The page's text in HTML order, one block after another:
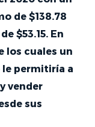
de $138.78
$53.15. En
los cuales un
le permitiría a
vender
sus